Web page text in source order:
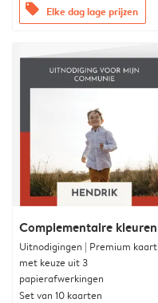
offers Elke dag lage prijzen
Complementaire kleuren
Uitnodigingen | Premium kaart
met keuze uit 3
papierafwerkingen
Set van 10 kaarten